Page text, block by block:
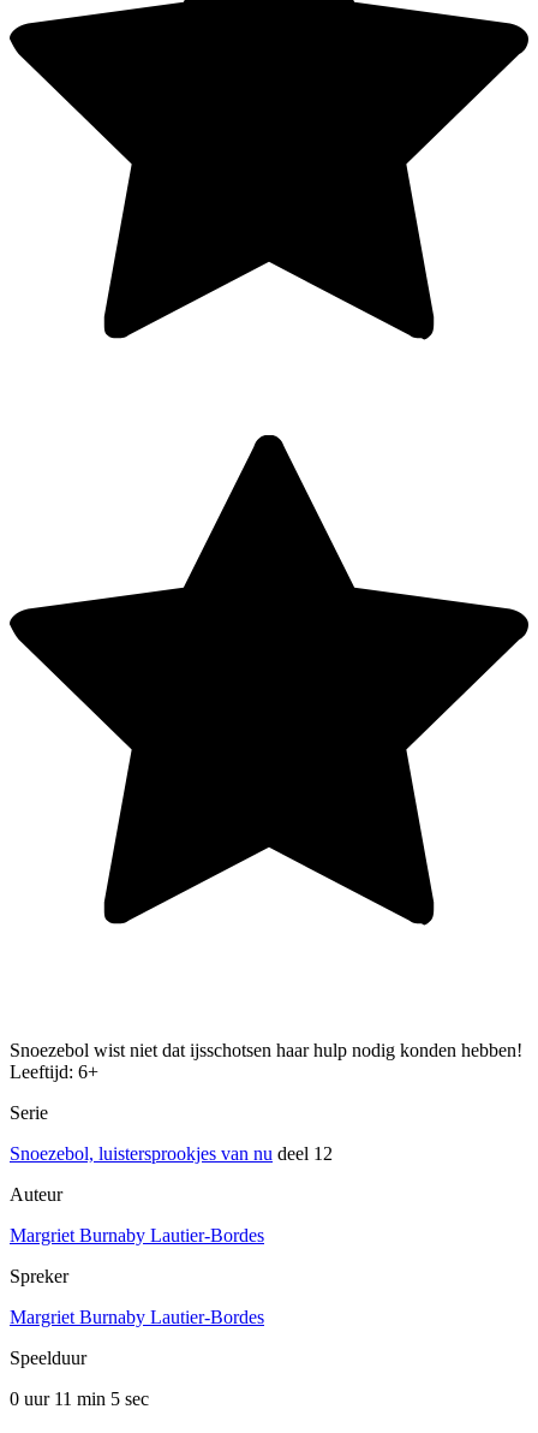
Snoezebol wist niet dat ijsschotsen haar hulp nodig konden hebben!
Leeftijd: 6+
Serie
Snoezebol, luistersprookjes van nu deel 12
Auteur
Margriet Burnaby Lautier-Bordes
Spreker
Margriet Burnaby Lautier-Bordes
Speelduur
0 uur 11 min 5 sec